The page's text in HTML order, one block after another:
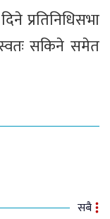
प्रतिनिधिसभा
सकिने समेत
सबै